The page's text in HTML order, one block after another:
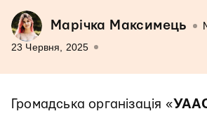
Марічка Максимець
23 Червня, 2025
Громадська організація «